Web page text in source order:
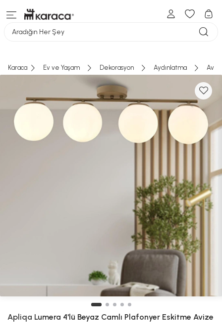
Aradığın Her Şey
Karaca Ev ve Yaşam Dekorasyon Aydınlatma
Apliqa Lumera 4'lü Beyaz Camlı Plafonyer Eskitme Avize